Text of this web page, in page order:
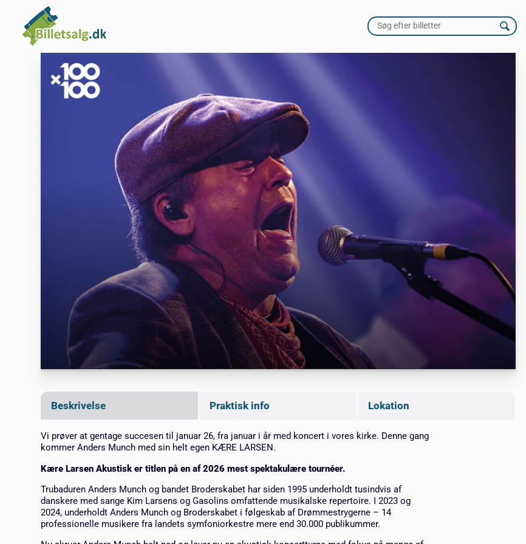
Beskrivelse Praktisk info Lokation
Vi prøver at gentage succesen til januar 26, fra januar i år med koncert i vores kirke. Denne gang
kommer Anders Munch med sin helt egen KÆRE LARSEN.
Kære Larsen Akustisk er titlen på en af 2026 mest spektakulære tournéer.
Trubaduren Anders Munch og bandet Broderskabet har siden 1995 underholdt tusindvis af
danskere med sange Kim Larsens og Gasolins omfattende musikalske repertoire. I 2023 og
2024, underholdt Anders Munch og Broderskabet i følgeskab af Drømmestrygerne – 14
professionelle musikere fra landets symfoniorkestre mere end 30.000 publikummer.